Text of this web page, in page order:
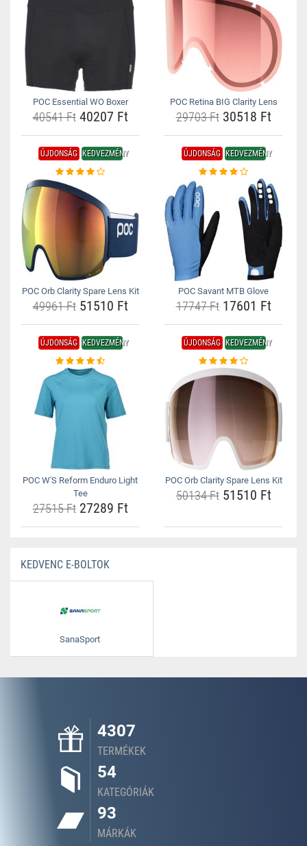
POC Essential WO Boxer
40541 Ft40207 Ft
POC Retina BIG Clarity Lens
29703 Ft30518 Ft
ÚJDONSÁG KEDVEZMÉNY
POC Orb Clarity Spare Lens Kit
49961 Ft51510 Ft
ÚJDONSÁG KEDVEZMÉNY
POC Savant MTB Glove
17747 Ft17601 Ft
ÚJDONSÁG KEDVEZMÉNY
POC W'S Reform Enduro Light
Tee
27515 Ft27289 Ft
ÚJDONSÁG KEDVEZMÉNY
POC Orb Clarity Spare Lens Kit
50134 Ft51510 Ft
KEDVENC E-BOLTOK
SanaSport
4307
TERMÉKEK
54
KATEGÓRIÁK
93
MÁRKÁK